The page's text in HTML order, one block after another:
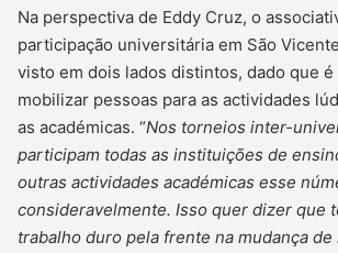
Na perspectiva de Eddy Cruz, o
participação universitária em São
visto em dois lados distintos, dado que é
mobilizar pessoas para as actividades
as académicas. “Nos torneios inter-
participam todas as instituições de
outras actividades académicas esse
consideravelmente. Isso quer dizer que
trabalho duro pela frente na mudança de